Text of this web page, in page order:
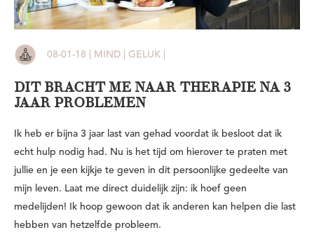
08-01-18 | MIND | GELUK |
DIT BRACHT ME NAAR THERAPIE NA 3
JAAR PROBLEMEN
Ik heb er bijna 3 jaar last van gehad voordat ik besloot dat ik
echt hulp nodig had. Nu is het tijd om hierover te praten met
jullie en je een kijkje te geven in dit persoonlijke gedeelte van
mijn leven. Laat me direct duidelijk zijn: ik hoef geen
medelijden! Ik hoop gewoon dat ik anderen kan helpen die last
hebben van hetzelfde probleem.